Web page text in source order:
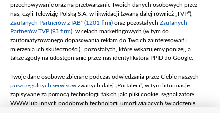
Dofinansowanie 48 862 000,00 PLN
Data podpisania umowy: GRUDZIEŃ 2025
(wpłata grudzień 60,548 mln)
Dofinansowanie 900 000 000,00 PLN
Data podpisania umowy: LUTY 2026 (wpłata
kwiecień 180 mln, 7 maja 180 mln, 8
czerwca 90 mln)
Dofinansowanie 250 000 000,00 PLN
przechowywanie oraz na przetwarzanie Twoich danych osobowych przez
nas, czyli Telewizję Polską S.A. w likwidacji (zwaną dalej również „TVP”),
Zaufanych Partnerów z IAB* (1201 firm) oraz pozostałych Zaufanych
Partnerów TVP (93 firm) , w celach marketingowych (w tym do
zautomatyzowanego dopasowania reklam do Twoich zainteresowań i
mierzenia ich skuteczności) i pozostałych, które wskazujemy poniżej, a
także zgody na udostępnianie przez nas identyfikatora PPID do Google.
Twoje dane osobowe zbierane podczas odwiedzania przez Ciebie naszych
poszczególnych serwisów zwanych dalej „Portalem”, w tym informacje
zapisywane za pomocą technologii takich jak: pliki cookie, sygnalizatory
WWW lub innych podobnych technologii umożliwiających świadczenie